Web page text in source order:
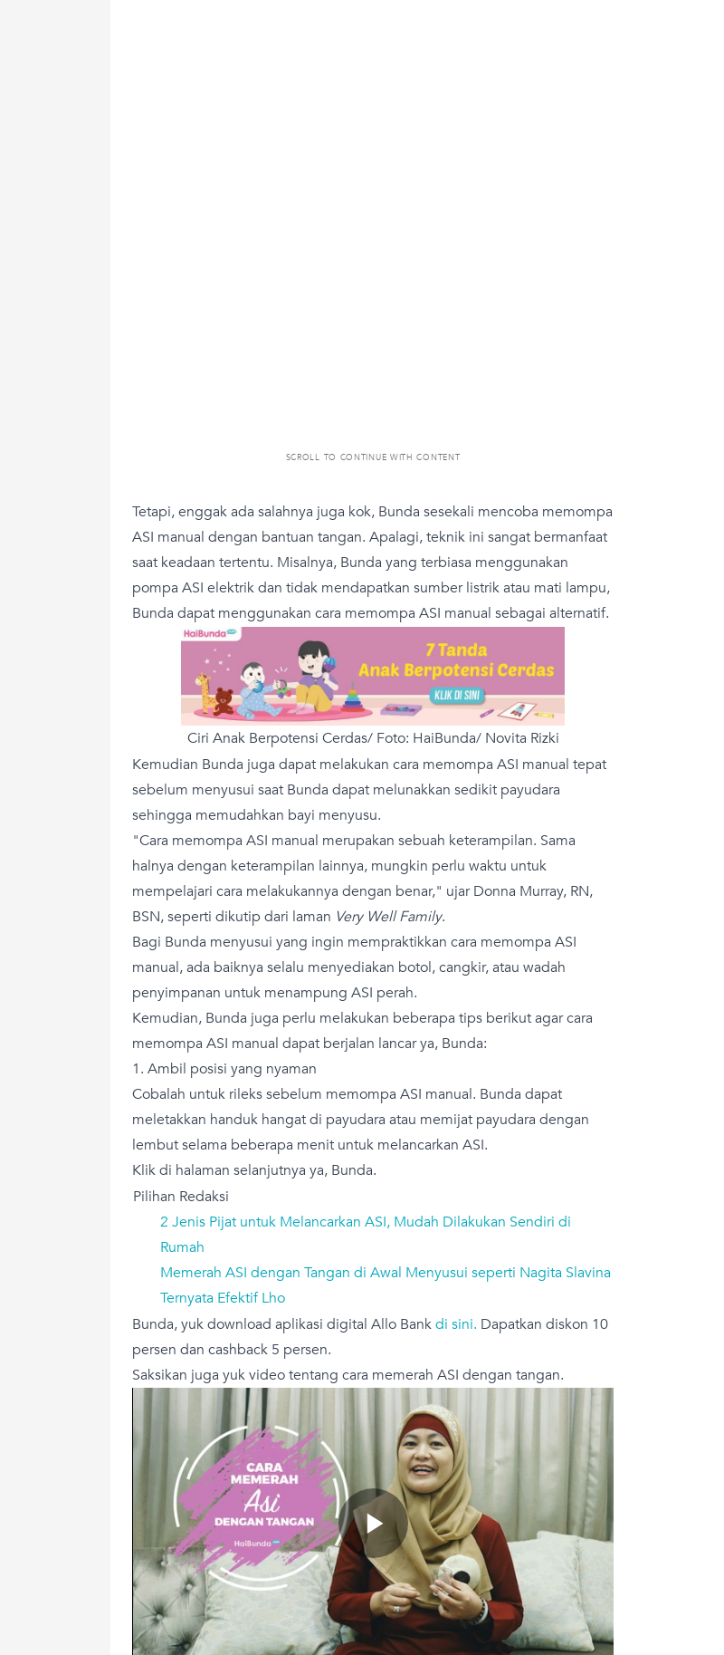
SCROLL TO CONTINUE WITH CONTENT
Tetapi, enggak ada salahnya juga kok, Bunda sesekali mencoba memompa
ASI manual dengan bantuan tangan. Apalagi, teknik ini sangat bermanfaat
saat keadaan tertentu. Misalnya, Bunda yang terbiasa menggunakan
pompa ASI elektrik dan tidak mendapatkan sumber listrik atau mati lampu,
Bunda dapat menggunakan cara memompa ASI manual sebagai alternatif.
Ciri Anak Berpotensi Cerdas/ Foto: HaiBunda/ Novita Rizki
Kemudian Bunda juga dapat melakukan cara memompa ASI manual tepat
sebelum menyusui saat Bunda dapat melunakkan sedikit payudara
sehingga memudahkan bayi menyusu.
"Cara memompa ASI manual merupakan sebuah keterampilan. Sama
halnya dengan keterampilan lainnya, mungkin perlu waktu untuk
mempelajari cara melakukannya dengan benar," ujar Donna Murray, RN,
BSN, seperti dikutip dari laman Very Well Family.
Bagi Bunda menyusui yang ingin mempraktikkan cara memompa ASI
manual, ada baiknya selalu menyediakan botol, cangkir, atau wadah
penyimpanan untuk menampung ASI perah.
Kemudian, Bunda juga perlu melakukan beberapa tips berikut agar cara
memompa ASI manual dapat berjalan lancar ya, Bunda:
1. Ambil posisi yang nyaman
Cobalah untuk rileks sebelum memompa ASI manual. Bunda dapat
meletakkan handuk hangat di payudara atau memijat payudara dengan
lembut selama beberapa menit untuk melancarkan ASI.
Klik di halaman selanjutnya ya, Bunda.
Pilihan Redaksi
2 Jenis Pijat untuk Melancarkan ASI, Mudah Dilakukan Sendiri di
Rumah
Memerah ASI dengan Tangan di Awal Menyusui seperti Nagita Slavina
Ternyata Efektif Lho
Bunda, yuk download aplikasi digital Allo Bankdi sini. Dapatkan diskon 10
persen dan cashback 5 persen.
Saksikan juga yuk video tentang cara memerah ASI dengan tangan.